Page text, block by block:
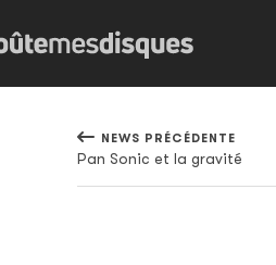
NEWS PRÉCÉDENTE
Pan Sonic et la gravité